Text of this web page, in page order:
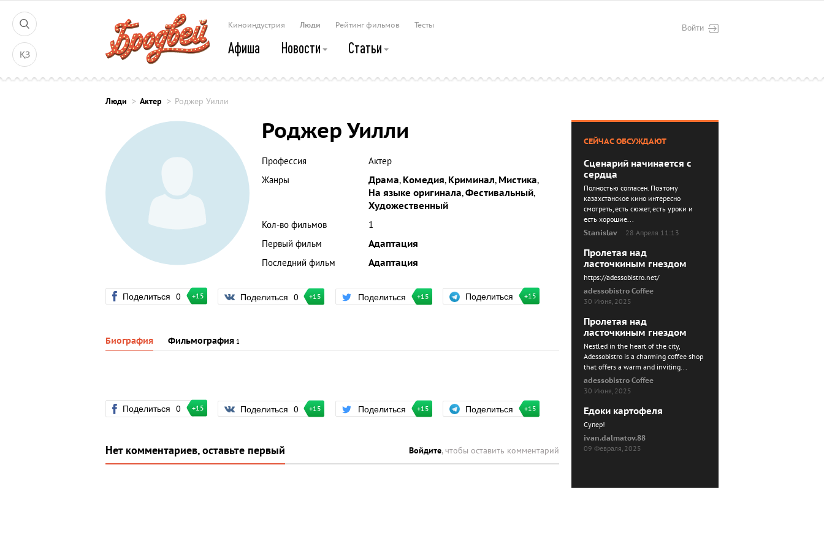
ҚЗ
Войти
Киноиндустрия Люди Рейтинг фильмов Тесты
Афиша Новости Статьи
Люди Актер Роджер Уилли
Роджер Уилли
Профессия
Актер
Жанры
Драма, Комедия, Криминал, Мистика,
На языке оригинала,Фестивальный,
Художественный
Кол-во фильмов
1
Первый фильм
Адаптация
Последний фильм
Адаптация
Поделиться 0 +15 Поделиться 0 +15 Поделиться +15 Поделиться +15
Биография Фильмография 1
Поделиться 0 +15 Поделиться 0 +15 Поделиться +15 Поделиться +15
Нет комментариев, оставьте первый Войдите, чтобы оставить комментарий
СЕЙЧАС ОБСУЖДАЮТ
Сценарий начинается с
сердца
Полностью согласен. Поэтому
казахстанское кино интересно
смотреть, есть сюжет, есть уроки и
есть хорошие...
Stanislav
28 Апреля 11:13
Пролетая над
ласточкиным гнездом
https://adessobistro.net/
adessobistro Coffee
30 Июня, 2025
Пролетая над
ласточкиным гнездом
Nestled in the heart of the city,
Adessobistro is a charming coffee shop
that offers a warm and inviting...
adessobistro Coffee
30 Июня, 2025
Едоки картофеля
Cупер!
ivan.dalmatov.88
09 Февраля, 2025